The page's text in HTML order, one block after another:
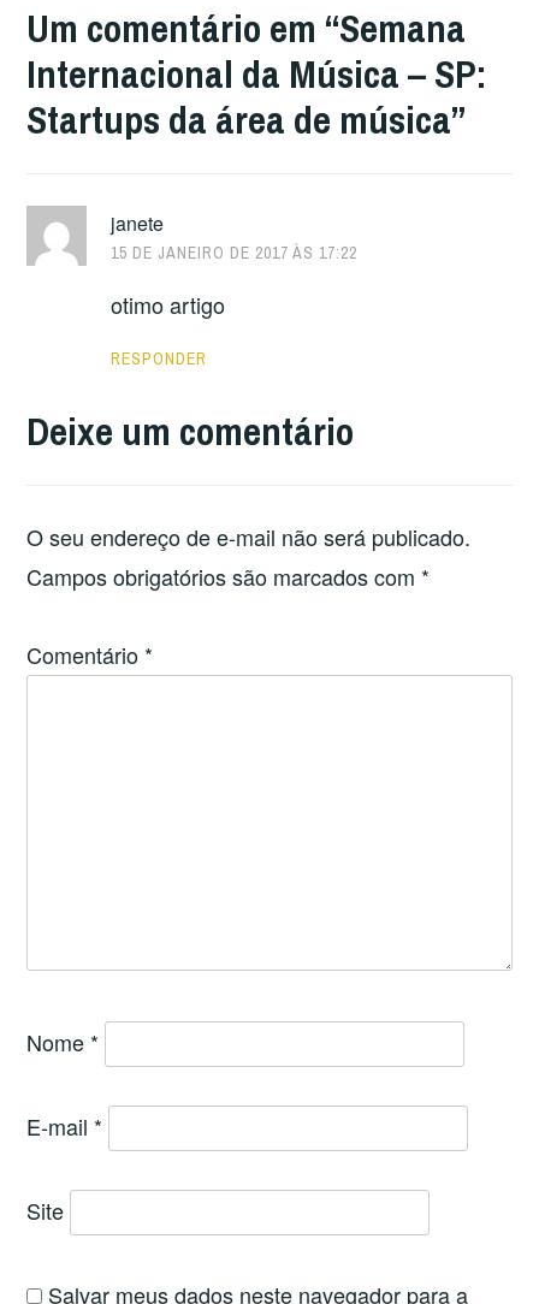
Um comentário em “Semana
Internacional da Música – SP:
Startups da área de música”
janete
15 DE JANEIRO DE 2017 ÀS 17:22
otimo artigo
RESPONDER
Deixe um comentário
O seu endereço de e-mail não será publicado.
Campos obrigatórios são marcados com *
Comentário *
Nome *
E-mail *
Site
Salvar meus dados neste navegador para a